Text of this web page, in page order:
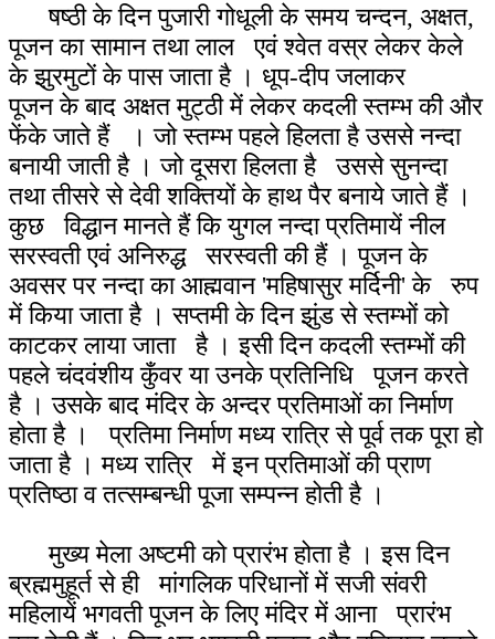
षष्ठी के दिन पुजारी गोधूली के समय चन्दन, अक्षत,
पूजन का सामान तथा लाल एवं श्वेत वस्र लेकर केले
के झुरमुटों के पास जाता है । धूप-दीप जलाकर
पूजन के बाद अक्षत मुट्ठी में लेकर कदली स्तम्भ की और
फेंके जाते हैं । जो स्तम्भ पहले हिलता है उससे नन्दा
बनायी जाती है । जो दूसरा हिलता है उससे सुनन्दा
तथा तीसरे से देवी शक्तियों के हाथ पैर बनाये जाते हैं ।
कुछ विद्धान मानते हैं कि युगल नन्दा प्रतिमायें नील
सरस्वती एवं अनिरुद्ध सरस्वती की हैं । पूजन के
अवसर पर नन्दा का आह्मवान 'महिषासुर मर्दिनी' के रुप
में किया जाता है । सप्तमी के दिन झुंड से स्तम्भों को
काटकर लाया जाता है । इसी दिन कदली स्तम्भों की
पहले चंदवंशीय कुँवर या उनके प्रतिनिधि पूजन करते
है । उसके बाद मंदिर के अन्दर प्रतिमाओं का निर्माण
होता है । प्रतिमा निर्माण मध्य रात्रि से पूर्व तक पूरा हो
जाता है । मध्य रात्रि में इन प्रतिमाओं की प्राण
प्रतिष्ठा व तत्सम्बन्धी पूजा सम्पन्न होती है ।
मुख्य मेला अष्टमी को प्रारंभ होता है । इस दिन
ब्रह्ममुहूर्त से ही मांगलिक परिधानों में सजी संवरी
महिलायें भगवती पूजन के लिए मंदिर में आना प्रारंभ